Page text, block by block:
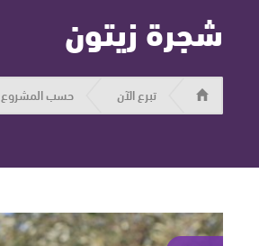
شجرة زيتون
هيومان
أبيل
أجل
تبرع الآن حسب المشروع